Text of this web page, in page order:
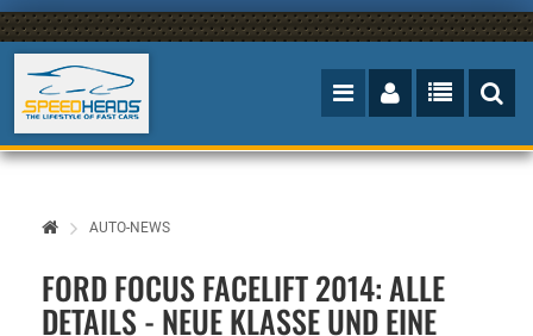
AUTO-NEWS
FORD FOCUS FACELIFT 2014: ALLE
DETAILS - NEUE KLASSE UND EINE